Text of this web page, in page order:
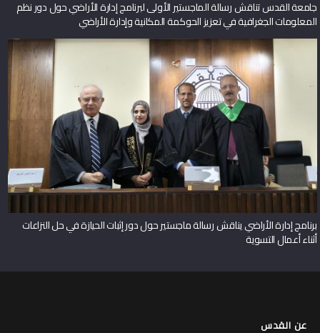
جامعة القدس تناقش رسالة الماجستير الأولى لبرنامج إدارة الأراضي حول دور نظم
المعلومات الجغرافية في تعزيز الحوكمة المكانية وإدارة الأراضي
برنامج إدارة الأراضي يناقش رسالة ماجستير حول دور إثبات الحيازة في حل النزاعات
أثناء أعمال التسوية
عن القدس